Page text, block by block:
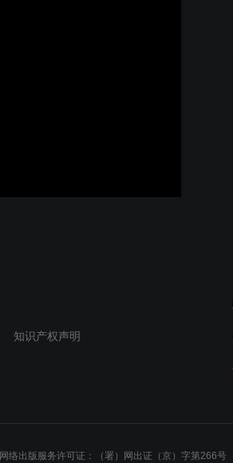
知识产权声明
网络出版服务许可证：（署）网出证（京）字第266号